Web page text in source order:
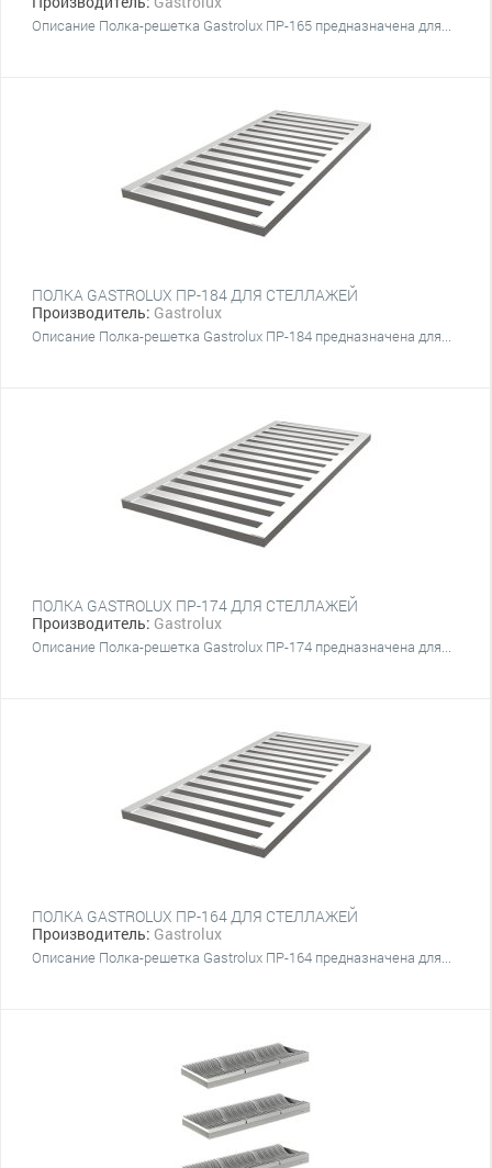
Описание Полка-решетка Gastrolux ПР-165 предназначена для...
ПОЛКА GASTROLUX ПР-184 ДЛЯ СТЕЛЛАЖЕЙ
Производитель: Gastrolux
Описание Полка-решетка Gastrolux ПР-184 предназначена для...
ПОЛКА GASTROLUX ПР-174 ДЛЯ СТЕЛЛАЖЕЙ
Производитель: Gastrolux
Описание Полка-решетка Gastrolux ПР-174 предназначена для...
ПОЛКА GASTROLUX ПР-164 ДЛЯ СТЕЛЛАЖЕЙ
Производитель: Gastrolux
Описание Полка-решетка Gastrolux ПР-164 предназначена для...